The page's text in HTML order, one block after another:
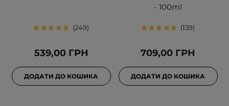
249
539,00 ГРН
ДОДАТИ ДО КОШИКА
- 100ml
139
709,00 ГРН
ДОДАТИ ДО КОШИКА